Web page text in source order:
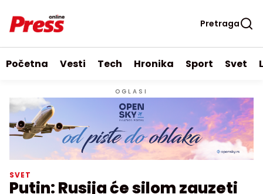
Pretraga
Početna Vesti Tech Hronika Sport Svet
OGLASI
SVET
Putin: Rusija će silom zauzeti